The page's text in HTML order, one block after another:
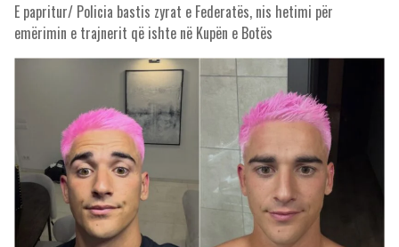
E papritur/ Policia bastis zyrat e Federatës, nis hetimi për
emërimin e trajnerit që ishte në Kupën e Botës